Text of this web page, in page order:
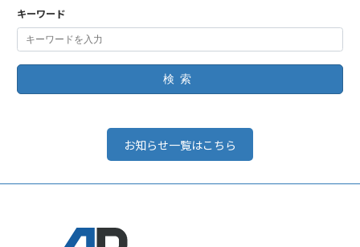
キーワード
検索
お知らせ一覧はこちら